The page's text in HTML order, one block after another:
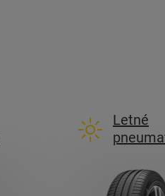
Letné